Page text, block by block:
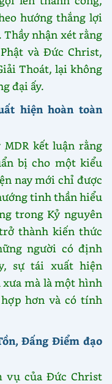
hướng thắng lợi
Thầy nhận xét rằng
và Đức Christ,
Thoát, lại không
đại ấy.
hiện hoàn toàn
kết luận rằng
bị cho một kiểu
nay mới chỉ được
tinh thần hiểu
trong Kỷ nguyên
thành kiến thức
người có định
sự tái xuất hiện
mà là một hình
hơn và có tính
Đấng Điểm đạo
vụ của Đức Christ